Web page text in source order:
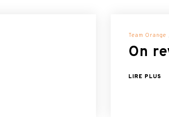
Team Orange
On
LIRE PLUS